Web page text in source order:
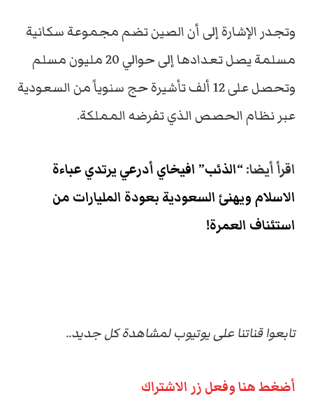
وتجدر الإشارة إلى أن الصين تضم مجموعة سكانية
مسلمة يصل تعدادها إلى حوالي 20 مليون مسلم
وتحصل على 12 ألف تأشيرة حج سنوياً من السعودية
عبر نظام الحصص الذي تفرضه المملكة.
اقرأ أيضا: “الذئب” افيخاي أدرعي يرتدي عباءة
الاسلام ويهنئ السعودية بعودة المليارات من
استئناف العمرة!
تابعوا قناتنا على يوتيوب لمشاهدة كل جديد..
أضغط هنا وفعل زر الاشتراك